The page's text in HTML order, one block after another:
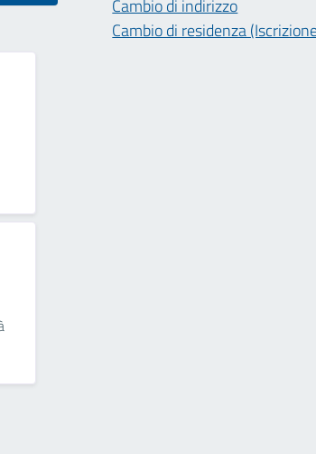
Cambio di indirizzo
Cambio di residenza